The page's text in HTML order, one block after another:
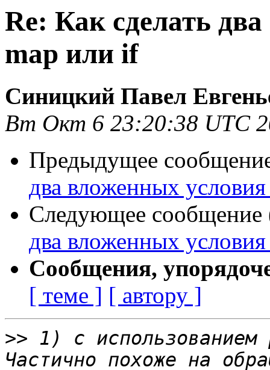
Re: Как сделать
map или if
Синицкий Павел
Вт Окт 6 23:20:38 UTC
Предыдущее
два вложенных
Следующее сообщение
два вложенных
Сообщения,
[ теме ] [ автору ]
>> 1) с использованием